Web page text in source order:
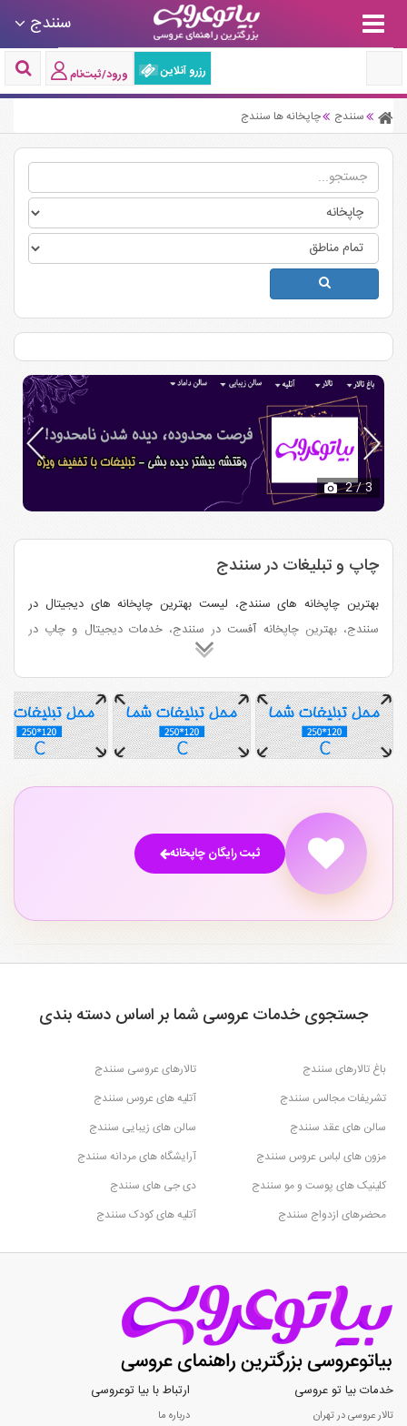
سنندج
رزرو آنلاین ورود/ثبت‌نام
سنندج چاپخانه ها سنندج
2/ 3
چاپ و تبلیغات در سنندج
بهترین چاپخانه های سنندج، لیست بهترین چاپخانه های دیجیتال در
سنندج، بهترین چاپخانه آفست در سنندج، خدمات دیجیتال و چاپ در
سنندج، چاپ بنر و تراکت در سنندج،چاپ کاتالوگ و کارت ویزیت در سنندج
ثبت رایگان چاپخانه
جستجوی خدمات عروسی شما بر اساس دسته بندی
باغ تالارهای سنندج
تالارهای عروسی سنندج
تشریفات مجالس سنندج
آتلیه های عروس سنندج
سالن های عقد سنندج
سالن های زیبایی سنندج
مزون های لباس عروس سنندج
آرایشگاه های مردانه سنندج
کلینیک های پوست و مو سنندج
دی جی های سنندج
محضرهای ازدواج سنندج
آتلیه های کودک سنندج
خدمات بیا تو عروسی
تالار عروسی در تهران
ارتباط با بیا توعروسی
درباره ما